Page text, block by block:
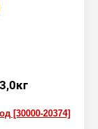
[30000-20374]